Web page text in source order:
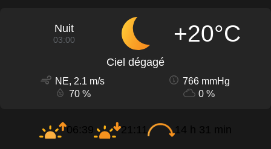
Nuit
03:00 +20°C
Ciel dégagé
NE, 2.1 m/s
766 mmHg
70 %
0 %
06:39 21:11 14 h 31 min